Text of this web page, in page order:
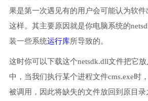
果是第一次遇见有的用户会可能认为软
这样。其主要原因就是你电脑系统的
装一些系统运行库所导致的。
这时你可以下载这个netsdk.dll文件把它
中，当我们执行某个进程文件cms.exe时
被调用，因此将缺失的文件放回到原目